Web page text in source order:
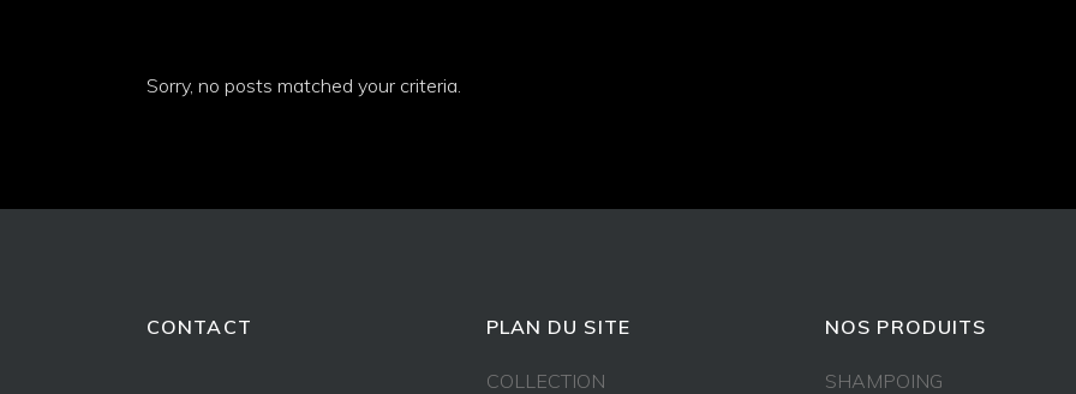
Sorry, no posts matched your criteria.
CONTACT PLAN DU SITE
COLLECTION
NOS PRODUITS
SHAMPOING